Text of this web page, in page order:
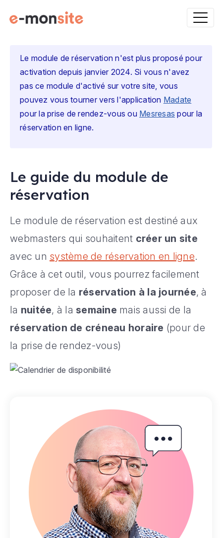
Le module de réservation n'est plus proposé pour
activation depuis janvier 2024. Si vous n'avez
pas ce module d'activé sur votre site, vous
pouvez vous tourner vers l'application Madate
pour la prise de rendez-vous ou Mesresas pour la
réservation en ligne.
Le guide du module de
réservation
Le module de réservation est destiné aux
webmasters qui souhaitent créer un site
avec un système de réservation en ligne.
Grâce à cet outil, vous pourrez facilement
proposer de la réservation à la journée, à
la nuitée, à la semaine mais aussi de la
réservation de créneau horaire (pour de
la prise de rendez-vous)